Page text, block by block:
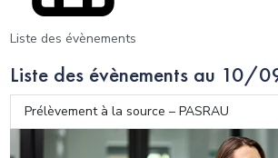
Liste des évènements
Liste des évènements au
Prélèvement à la source – PASRAU